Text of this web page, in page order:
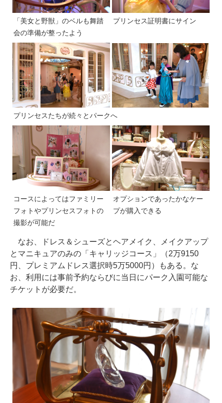
「美女と野獣」のベルも舞踏
会の準備が整ったよう
プリンセス証明書にサイン
プリンセスたちが続々とパークへ
コースによってはファミリー
フォトやプリンセスフォトの
撮影が可能だ
オプションであったかなケー
プが購入できる
なお、ドレス＆シューズとヘアメイク、メイクアップ
とマニキュアのみの「キャリッジコース」（2万9150
円、プレミアムドレス選択時5万5000円）もある。な
お、利用には事前予約ならびに当日にパーク入園可能な
チケットが必要だ。